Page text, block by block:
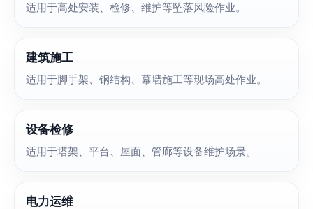
适用于高处安装、检修、维护等坠落风险作业。
建筑施工
适用于脚手架、钢结构、幕墙施工等现场高处作业。
设备检修
适用于塔架、平台、屋面、管廊等设备维护场景。
电力运维